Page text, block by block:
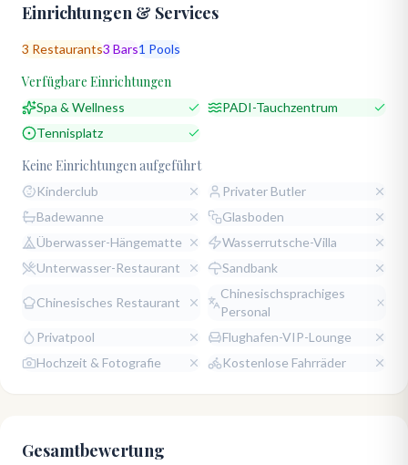
Einrichtungen & Services
3 Restaurants3 Bars1 Pools
Verfügbare Einrichtungen
Spa & Wellness
PADI-Tauchzentrum
Tennisplatz
Keine Einrichtungen aufgeführt
Kinderclub
Privater Butler
Badewanne
Glasboden
Überwasser-Hängematte
Wasserrutsche-Villa
Unterwasser-Restaurant
Sandbank
Chinesisches Restaurant
Chinesischsprachiges
Personal
Privatpool
Flughafen-VIP-Lounge
Hochzeit & Fotografie
Kostenlose Fahrräder
Gesamtbewertung